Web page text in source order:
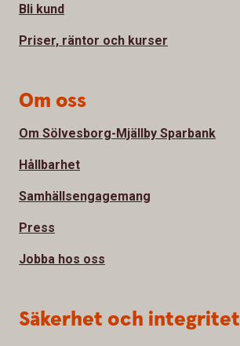
Bli kund
Priser, räntor och kurser
Om oss
Om Sölvesborg-Mjällby Sparbank
Hållbarhet
Samhällsengagemang
Press
Jobba hos oss
Säkerhet och integritet